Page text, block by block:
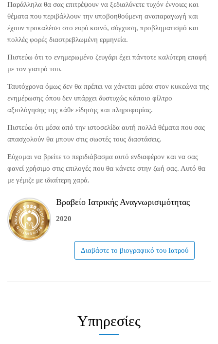
Παράλληλα θα σας επιτρέψουν να ξεδιαλύνετε τυχόν έννοιες και
θέματα που περιβάλλουν την υποβοηθούμενη αναπαραγωγή και
έχουν προκαλέσει στο ευρύ κοινό, σύγχυση, προβληματισμό και
πολλές φορές διαστρεβλωμένη ερμηνεία.
Πιστεύω ότι το ενημερωμένο ζευγάρι έχει πάντοτε καλύτερη επαφή
με τον γιατρό του.
Ταυτόχρονα όμως δεν θα πρέπει να χάνεται μέσα στον κυκεώνα της
ενημέρωσης όπου δεν υπάρχει δυστυχώς κάποιο φίλτρο
αξιολόγησης της κάθε είδησης και πληροφορίας.
Πιστεύω ότι μέσα από την ιστοσελίδα αυτή πολλά θέματα που σας
απασχολούν θα μπουν στις σωστές τους διαστάσεις.
Εύχομαι να βρείτε το περιδιάβασμα αυτό ενδιαφέρον και να σας
φανεί χρήσιμο στις επιλογές που θα κάνετε στην ζωή σας. Αυτό θα
με γέμιζε με ιδιαίτερη χαρά.
Βραβείο Ιατρικής Αναγνωρισιμότητας
2020
Διαβάστε το βιογραφικό του Ιατρού
Υπηρεσίες